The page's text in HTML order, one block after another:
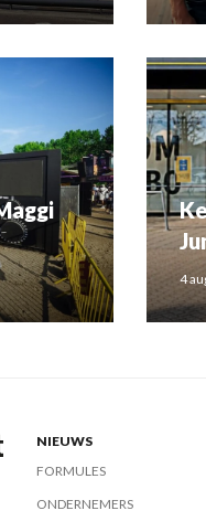
4
NIEUWS
FORMULES
ONDERNEMERS